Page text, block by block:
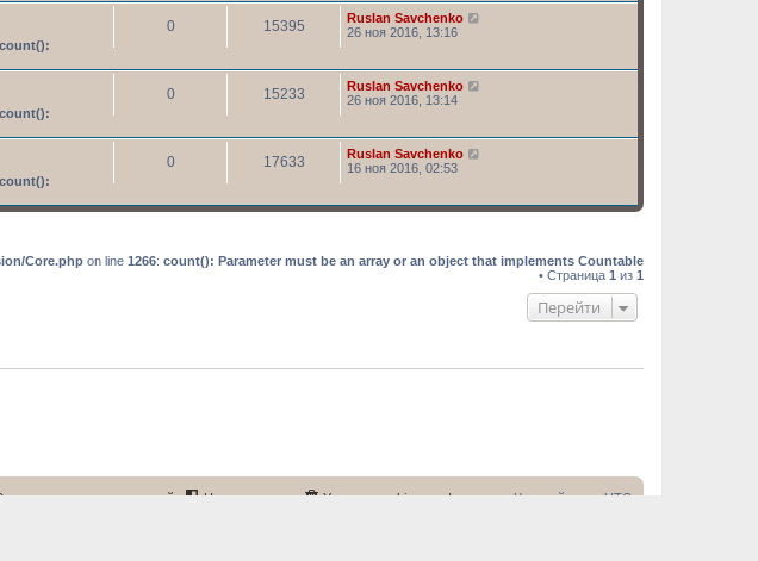
count():
0 15395
Ruslan Savchenko
26 ноя 2016, 13:16
count():
0 15233
Ruslan Savchenko
26 ноя 2016, 13:14
count():
0 17633
Ruslan Savchenko
16 ноя 2016, 02:53
Core.php on line 1266: count(): Parameter must be an array or an object that implements Countable
• Страница 1 из 1
Перейти
Часовой пояс:UTC
Удалить cookies конференции
Наша команда
с администрацией